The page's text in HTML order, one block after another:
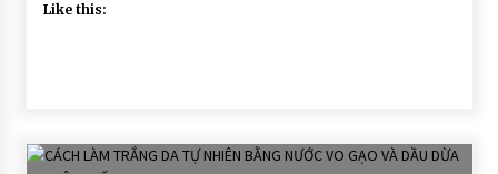
Like this: